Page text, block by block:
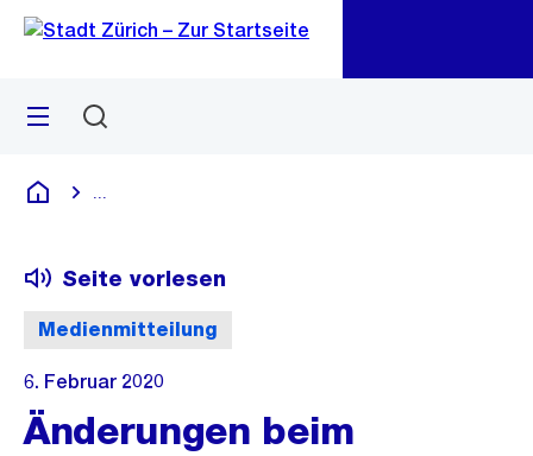
Navigation
Sprunglink
Menü
Deutsch
Medienmitteilung
Seite vorlesen
6. Februar 2020
Änderungen beim